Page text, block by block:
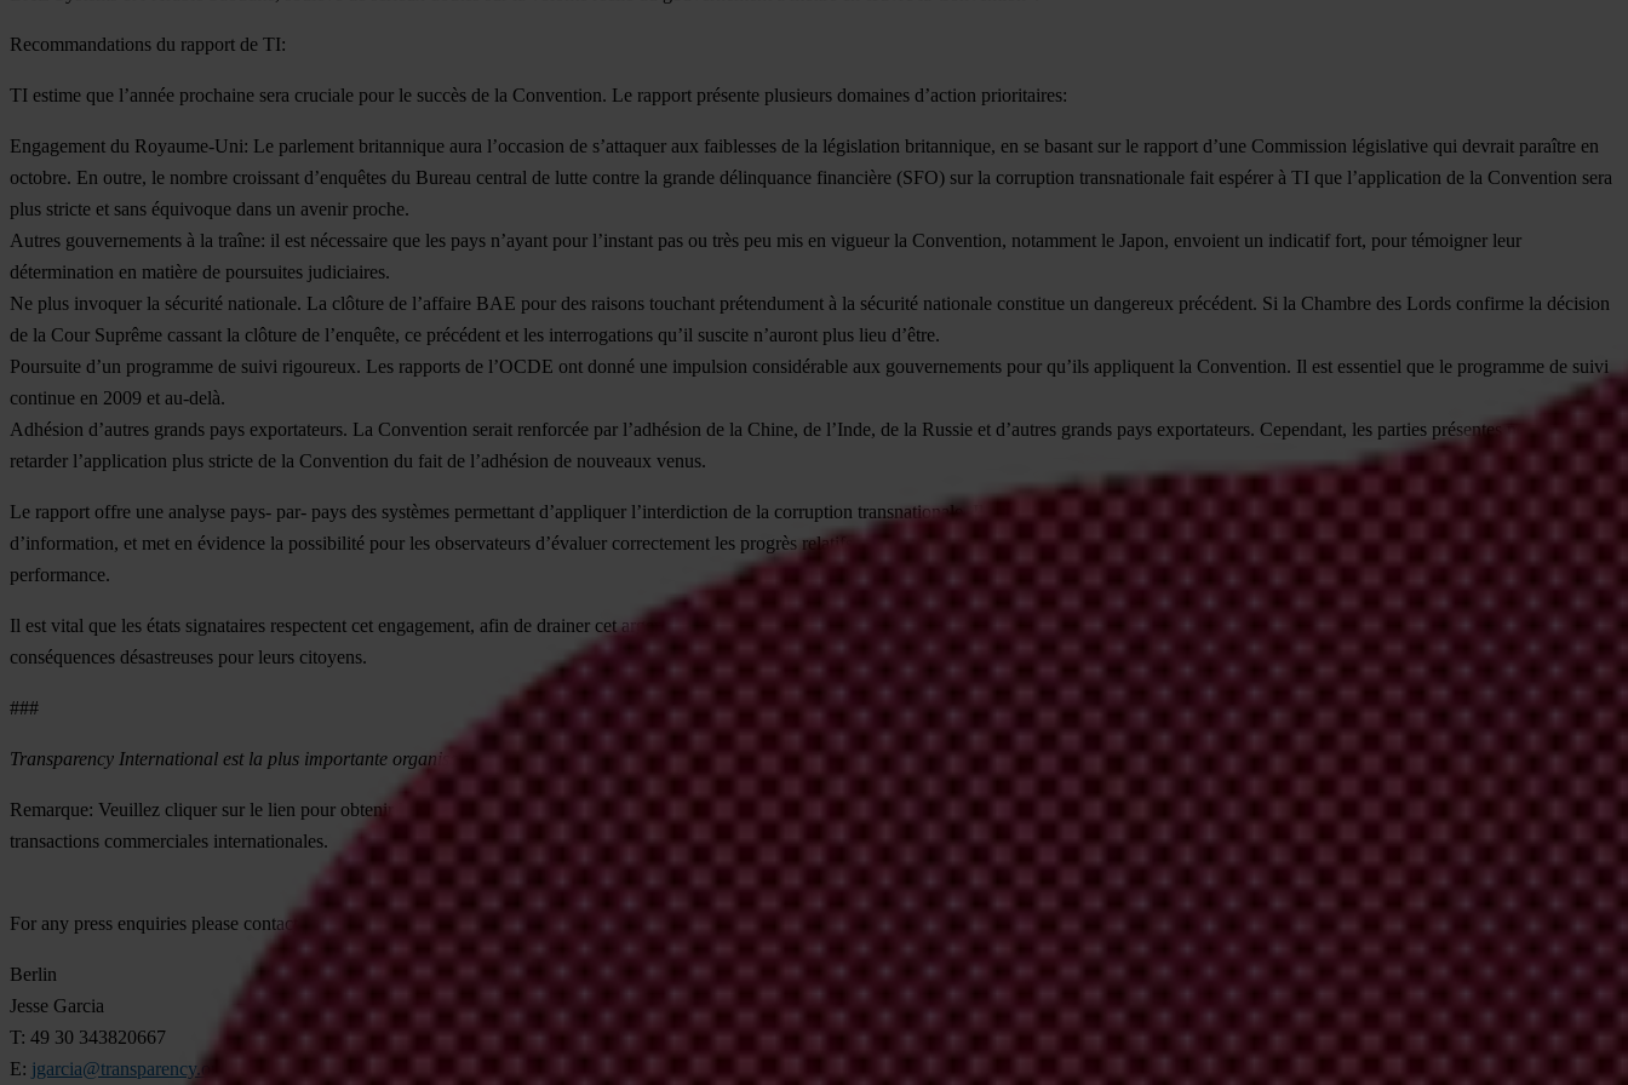
Recommandations du rapport de TI:
TI estime que l’année prochaine sera cruciale pour le succès de la Convention. Le rapport présente plusieurs domaines d’action prioritaires:
Engagement du Royaume-Uni: Le parlement britannique aura l’occasion de s’attaquer aux faiblesses de la législation britannique, en se basant sur le rapport d’une Commission législative qui devrait paraître en
octobre. En outre, le nombre croissant d’enquêtes du Bureau central de lutte contre la grande délinquance financière (SFO) sur la corruption transnationale fait espérer à TI que l’application de la Convention sera
plus stricte et sans équivoque dans un avenir proche.
Autres gouvernements à la traîne: il est nécessaire que les pays n’ayant pour l’instant pas ou très peu mis en vigueur la Convention, notamment le Japon, envoient un indicatif fort, pour témoigner leur
détermination en matière de poursuites judiciaires.
Ne plus invoquer la sécurité nationale. La clôture de l’affaire BAE pour des raisons touchant prétendument à la sécurité nationale constitue un dangereux précédent. Si la Chambre des Lords confirme la décision
de la Cour Suprême cassant la clôture de l’enquête, ce précédent et les interrogations qu’il suscite n’auront plus lieu d’être.
Poursuite d’un programme de suivi rigoureux. Les rapports de l’OCDE ont donné une impulsion considérable aux gouvernements pour qu’ils appliquent la Convention. Il est essentiel que le programme de suivi
continue en 2009 et au-delà.
Adhésion d’autres grands pays exportateurs. La Convention serait renforcée par l’adhésion de la Chine, de l’Inde, de la Russie et d’autres grands pays exportateurs. Cependant, les parties présentes ne devront pas
retarder l’application plus stricte de la Convention du fait de l’adhésion de nouveaux venus.
Le rapport offre une analyse pays- par- pays des systèmes permettant d’appliquer l’interdiction de la corruption transnationale. Il offre également un aperçu de l’accès aux réglementations en matière
d’information, et met en évidence la possibilité pour les observateurs d’évaluer correctement les progrès relatifs à la mise en œuvre de la Convention et de faire pression sur les gouvernements pour améliorer leur
performance.
Il est vital que les états signataires respectent cet engagement, afin de drainer cet argent corrompu qui dénature les prises de décision publiques dans certains états parmi les plus pauvres du monde, avec des
conséquences désastreuses pour leurs citoyens.
###
Transparency International est la plus importante organisation de la société civile consacrée à la lutte contre la corruption.
Remarque: Veuillez cliquer sur le lien pour obtenir l’ensemble du
transactions commerciales internationales.
For any press enquiries please contact
Berlin
Jesse Garcia
T: 49 30 343820667
E: jgarcia@transparency.org